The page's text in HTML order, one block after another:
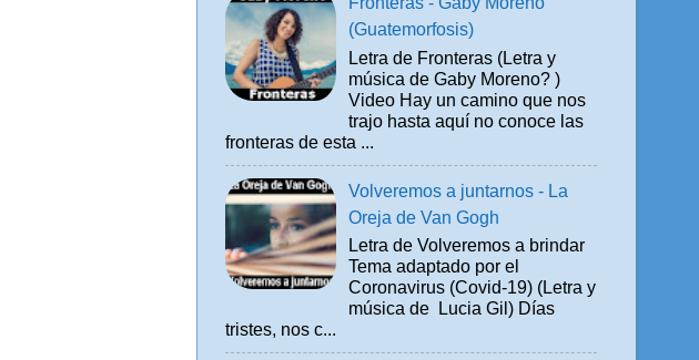
(Guatemorfosis)
Letra de Fronteras (Letra y
música de Gaby Moreno? )
Video Hay un camino que nos
trajo hasta aquí no conoce las
fronteras de esta ...
Volveremos a juntarnos - La
Oreja de Van Gogh
Letra de Volveremos a brindar
Tema adaptado por el
Coronavirus (Covid-19) (Letra y
música de Lucia Gil) Días
tristes, nos c...